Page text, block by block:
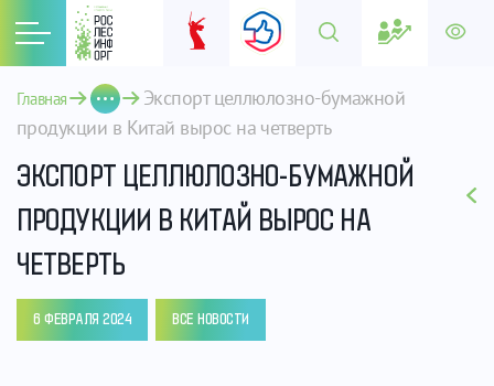
Главная
Экспорт целлюлозно-бумажной
продукции в Китай вырос на четверть
ЭКСПОРТ ЦЕЛЛЮЛОЗНО-БУМАЖНОЙ
ПРОДУКЦИИ В КИТАЙ ВЫРОС НА
ЧЕТВЕРТЬ
6 ФЕВРАЛЯ 2024 ВСЕ НОВОСТИ